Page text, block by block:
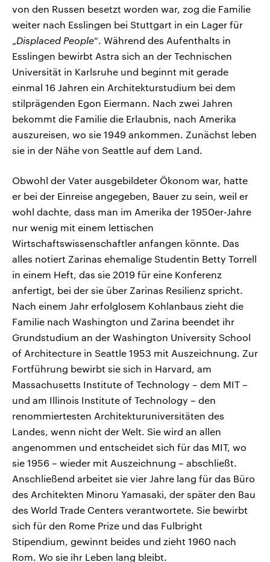
von den Russen besetzt worden war, zog die Familie
weiter nach Esslingen bei Stuttgart in ein Lager für
„Displaced People“. Während des Aufenthalts in
Esslingen bewirbt Astra sich an der Technischen
Universität in Karlsruhe und beginnt mit gerade
einmal 16 Jahren ein Architekturstudium bei dem
stilprägenden Egon Eiermann. Nach zwei Jahren
bekommt die Familie die Erlaubnis, nach Amerika
auszureisen, wo sie 1949 ankommen. Zunächst leben
sie in der Nähe von Seattle auf dem Land.
Obwohl der Vater ausgebildeter Ökonom war, hatte
er bei der Einreise angegeben, Bauer zu sein, weil er
wohl dachte, dass man im Amerika der 1950er-Jahre
nur wenig mit einem lettischen
Wirtschaftswissenschaftler anfangen könnte. Das
alles notiert Zarinas ehemalige Studentin Betty Torrell
in einem Heft, das sie 2019 für eine Konferenz
anfertigt, bei der sie über Zarinas Resilienz spricht.
Nach einem Jahr erfolglosem Kohlanbaus zieht die
Familie nach Washington und Zarina beendet ihr
Grundstudium an der Washington University School
of Architecture in Seattle 1953 mit Auszeichnung. Zur
Fortführung bewirbt sie sich in Harvard, am
Massachusetts Institute of Technology – dem MIT –
und am Illinois Institute of Technology – den
renommiertesten Architekturuniversitäten des
Landes, wenn nicht der Welt. Sie wird an allen
angenommen und entscheidet sich für das MIT, wo
sie 1956 – wieder mit Auszeichnung – abschließt.
Anschließend arbeitet sie vier Jahre lang für das Büro
des Architekten Minoru Yamasaki, der später den Bau
des World Trade Centers verantwortete. Sie bewirbt
sich für den Rome Prize und das Fulbright
Stipendium, gewinnt beides und zieht 1960 nach
Rom. Wo sie ihr Leben lang bleibt.